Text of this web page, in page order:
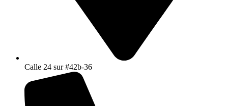
Calle 24 sur #42b-36